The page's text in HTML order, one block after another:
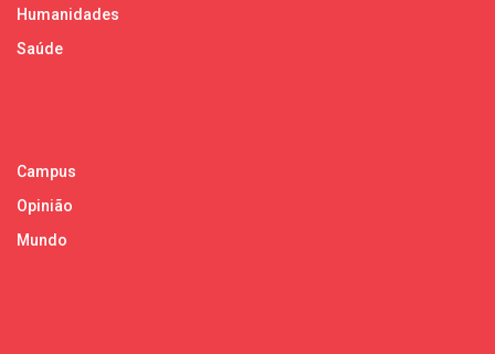
Humanidades
Saúde
Campus
Opinião
Mundo